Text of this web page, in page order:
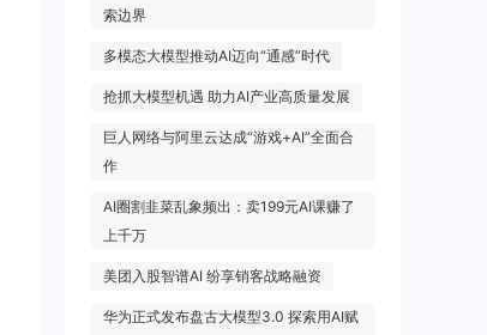
索边界
多模态大模型推动AI迈向“通感”时代
抢抓大模型机遇 助力AI产业高质量发展
巨人网络与阿里云达成“游戏+AI”全面合
作
AI圈割韭菜乱象频出：卖199元AI课赚了
上千万
美团入股智谱AI 纷享销客战略融资
华为正式发布盘古大模型3.0 探索用AI赋